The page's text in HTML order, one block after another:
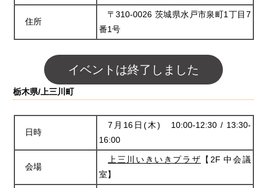
住所
〒310-0026 茨城県水戸市泉町1丁目7
番1号
イベントは終了しました
栃木県/上三川町
日時
7月16日(木) 10:00-12:30 / 13:30-
16:00
会場
上三川いきいきプラザ 【2F 中会議
室】